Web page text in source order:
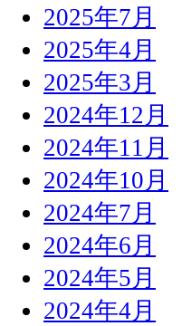
2025年7月
2025年4月
2025年3月
2024年12月
2024年11月
2024年10月
2024年7月
2024年6月
2024年5月
2024年4月